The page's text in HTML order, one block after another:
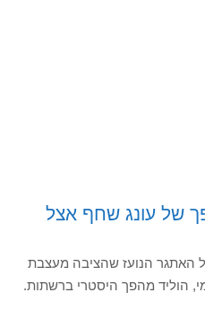
של עונג שחף אצל
האתגר הנועז שהציבה מעצבת
הוליד מהפך היסטרי ברשתות.